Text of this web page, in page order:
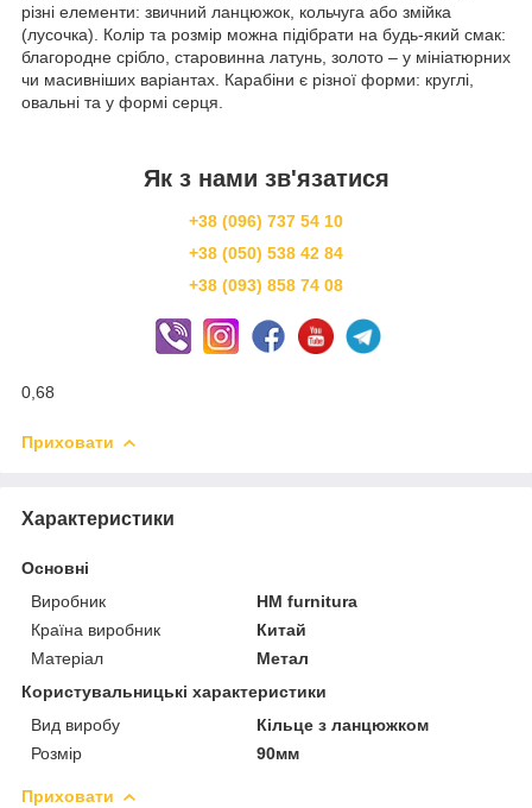
різні елементи: звичний ланцюжок, кольчуга або змійка
(лусочка). Колір та розмір можна підібрати на будь-який смак:
благородне срібло, старовинна латунь, золото – у мініатюрних
чи масивніших варіантах. Карабіни є різної форми: круглі,
овальні та у формі серця.
Як з нами зв'язатися
+38 (096) 737 54 10
+38 (050) 538 42 84
+38 (093) 858 74 08
0,68
Приховати
Характеристики
Основні
Виробник
HM furnitura
Країна виробник
Китай
Матеріал
Метал
Користувальницькі характеристики
Вид виробу
Кільце з ланцюжком
Розмір
90мм
Приховати